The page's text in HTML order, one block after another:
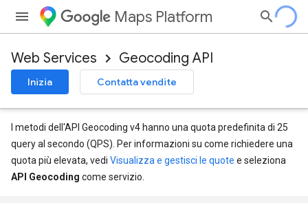
Maps Platform
Web Services Geocoding API
Inizia Contatta vendite
I metodi dell'API Geocoding v4 hanno una quota predefinita di 25
query al secondo (QPS). Per informazioni su come richiedere una
quota più elevata, vedi Visualizza e gestisci le quote e seleziona
API Geocoding come servizio.